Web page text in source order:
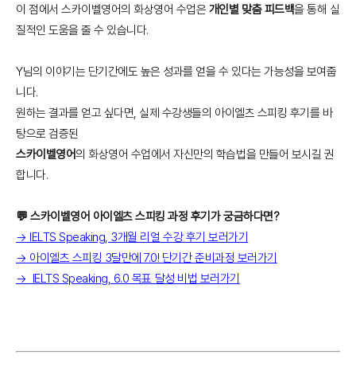
이 점에서 스카이벨영어의 화상영어 수업은 개인별 맞춤 피드백을 통해 실
질적인 도움을 줄 수 있습니다.
Y님의 이야기는 단기간에도 높은 성과를 얻을 수 있다는 가능성을 보여줍
니다.
원하는 결과를 얻고 싶다면, 실제 수강생들의 아이엘츠 스피킹 후기를 바
탕으로 검증된
스카이벨영어의 화상영어 수업에서 자신만의 학습법을 만들어 보시길 권
합니다.
💬 스카이벨영어 아이엘츠 스피킹 과정 후기가 궁금하다면?
→ IELTS Speaking, 3개월 리얼 수강 후기 보러가기
→ 아이엘츠 스피킹 3달만에 7.0! 단기간 준비과정 보러가기
→ IELTS Speaking, 6.0 목표 달성 비법 보러가기